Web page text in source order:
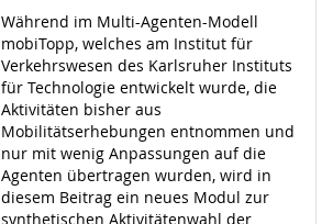
Während im Multi-Agenten-Modell
mobiTopp, welches am Institut für
Verkehrswesen des Karlsruher Instituts
für Technologie entwickelt wurde, die
Aktivitäten bisher aus
Mobilitätserhebungen entnommen und
nur mit wenig Anpassungen auf die
Agenten übertragen wurden, wird in
diesem Beitrag ein neues Modul zur
synthetischen Aktivitätenwahl der